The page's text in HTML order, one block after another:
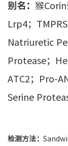
别名： 猴Corin
Lrp4；
Natriuretic
Protease；
ATC2；Pro-
Serine
检测方法：